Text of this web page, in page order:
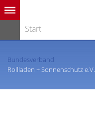
Start
Bundesverband
Rollladen + Sonnenschutz e.V.